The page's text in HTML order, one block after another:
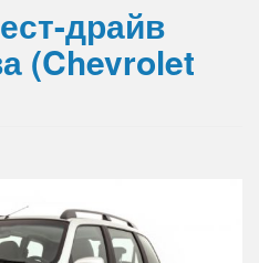
драйв
(Chevrolet